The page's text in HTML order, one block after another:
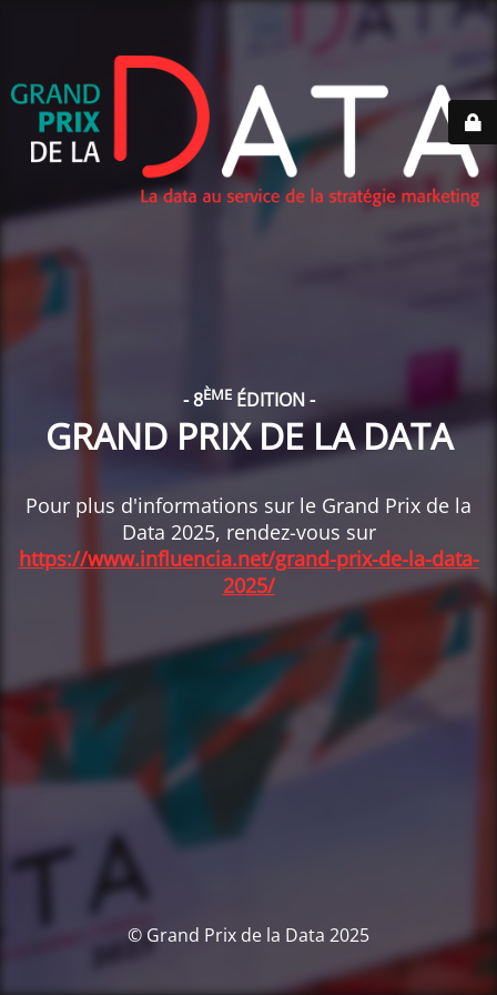
- 8ÈMEÉDITION -
GRAND PRIX DE LA DATA
Pour plus d'informations sur le Grand Prix de la
Data 2025, rendez-vous sur
https://www.influencia.net/grand-prix-de-la-data-
2025/
© Grand Prix de la Data 2025